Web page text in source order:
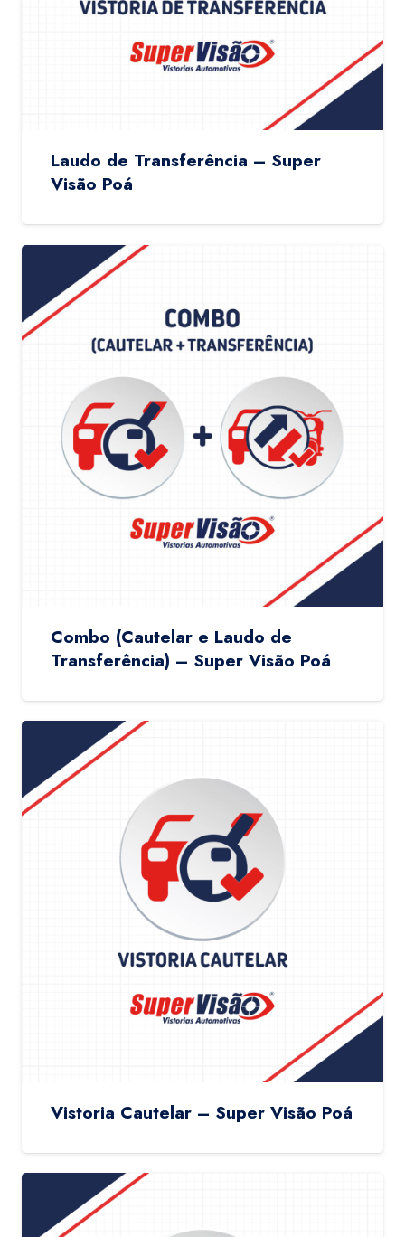
Laudo de Transferência – Super
Visão Poá
Combo (Cautelar e Laudo de
Transferência) – Super Visão Poá
Vistoria Cautelar – Super Visão Poá